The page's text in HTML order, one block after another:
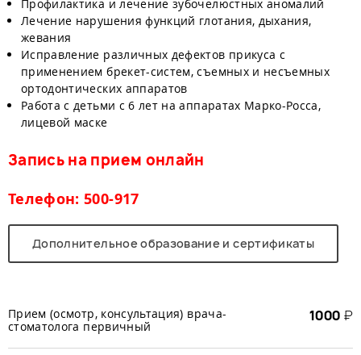
Профилактика и лечение зубочелюстных аномалий
Лечение нарушения функций глотания, дыхания,
жевания
Исправление различных дефектов прикуса с
применением брекет-систем, съемных и несъемных
ортодонтических аппаратов
Работа с детьми с 6 лет на аппаратах Марко-Росса,
лицевой маске
Запись на прием онлайн
Телефон: 500-917
Дополнительное образование и сертификаты
Прием (осмотр, консультация) врача-
стоматолога первичный
1000 ₽